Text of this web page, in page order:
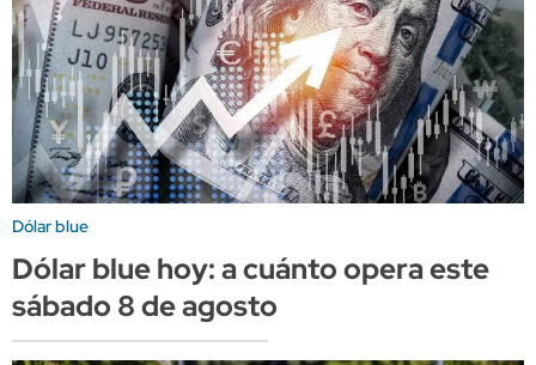
Dólar blue
Dólar blue hoy: a cuánto opera este
sábado 8 de agosto